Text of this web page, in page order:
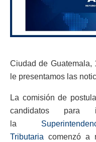
Ciudad de Guatemala,
le presentamos las
La comisión de
candidatos
la
Tributaria comenzó a